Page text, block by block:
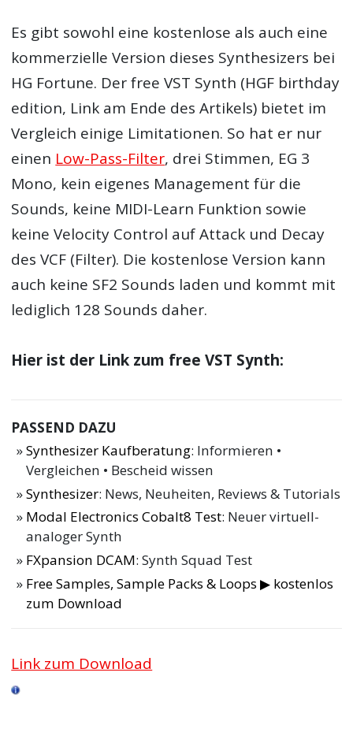
Es gibt sowohl eine kostenlose als auch eine
kommerzielle Version dieses Synthesizers bei
HG Fortune. Der free VST Synth (HGF birthday
edition, Link am Ende des Artikels) bietet im
Vergleich einige Limitationen. So hat er nur
einen Low-Pass-Filter, drei Stimmen, EG 3
Mono, kein eigenes Management für die
Sounds, keine MIDI-Learn Funktion sowie
keine Velocity Control auf Attack und Decay
des VCF (Filter). Die kostenlose Version kann
auch keine SF2 Sounds laden und kommt mit
lediglich 128 Sounds daher.
Hier ist der Link zum free VST Synth:
PASSEND DAZU
Synthesizer Kaufberatung: Informieren •
Vergleichen • Bescheid wissen
Synthesizer: News, Neuheiten, Reviews & Tutorials
Modal Electronics Cobalt8 Test: Neuer virtuell-
analoger Synth
FXpansion DCAM: Synth Squad Test
Free Samples, Sample Packs & Loops ▶ kostenlos
zum Download
Link zum Download